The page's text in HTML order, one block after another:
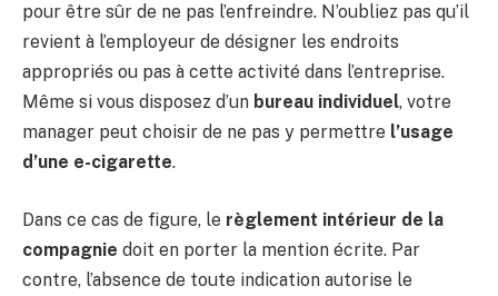
pour être sûr de ne pas l’enfreindre. N’oubliez pas qu’il
revient à l’employeur de désigner les endroits
appropriés ou pas à cette activité dans l’entreprise.
Même si vous disposez d’un bureau individuel, votre
manager peut choisir de ne pas y permettre l’usage
d’une e-cigarette.
Dans ce cas de figure, le règlement intérieur de la
compagnie doit en porter la mention écrite. Par
contre, l’absence de toute indication autorise le